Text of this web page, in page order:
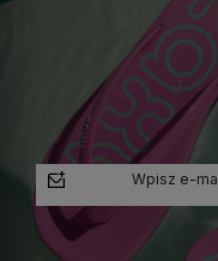
Wpisz e-